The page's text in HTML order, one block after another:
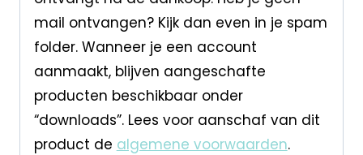
mail ontvangen? Kijk dan even in je spam
folder. Wanneer je een account
aanmaakt, blijven aangeschafte
producten beschikbaar onder
“downloads”. Lees voor aanschaf van dit
product de algemene voorwaarden.